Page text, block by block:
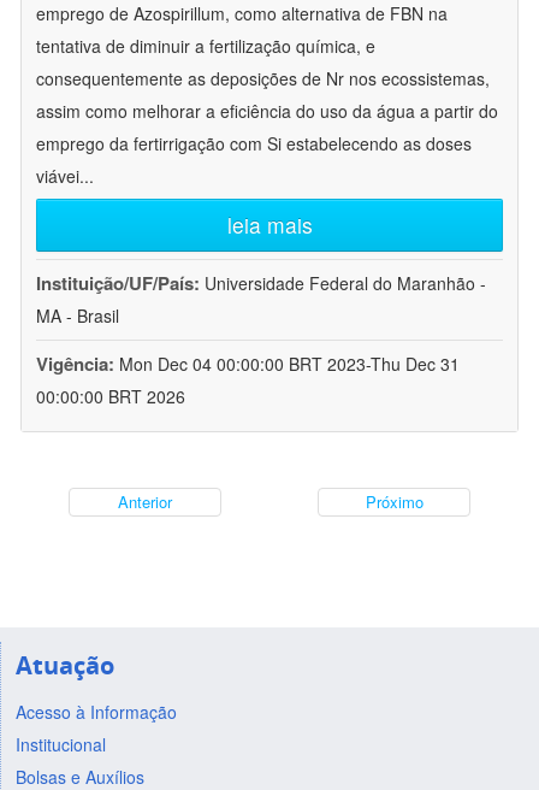
emprego de Azospirillum, como alternativa de FBN na
tentativa de diminuir a fertilização química, e
consequentemente as deposições de Nr nos ecossistemas,
assim como melhorar a eficiência do uso da água a partir do
emprego da fertirrigação com Si estabelecendo as doses
viávei...
leia mais
Instituição/UF/País: Universidade Federal do Maranhão -
MA - Brasil
Vigência: Mon Dec 04 00:00:00 BRT 2023-Thu Dec 31
00:00:00 BRT 2026
Anterior Próximo
Atuação
Acesso à Informação
Institucional
Bolsas e Auxílios